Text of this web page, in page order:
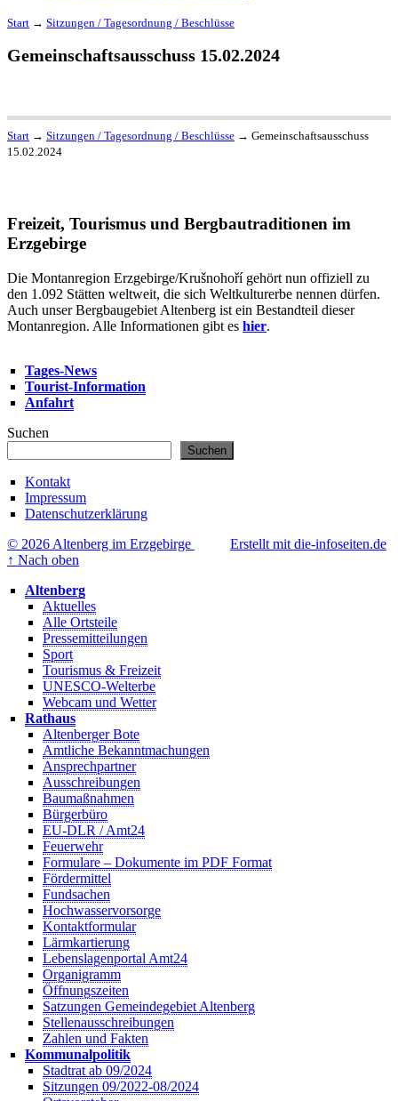
Start → Sitzungen / Tagesordnung / Beschlüsse
Gemeinschaftsausschuss 15.02.2024
Start → Sitzungen / Tagesordnung / Beschlüsse → Gemeinschaftsausschuss
15.02.2024
Freizeit, Tourismus und Bergbautraditionen im
Erzgebirge
Die Montanregion Erzgebirge/Krušnohoří gehört nun offiziell zu
den 1.092 Stätten weltweit, die sich Weltkulturerbe nennen dürfen.
Auch unser Bergbaugebiet Altenberg ist ein Bestandteil dieser
Montanregion. Alle Informationen gibt es hier.
Tages-News
Tourist-Information
Anfahrt
Suchen
Suchen
Kontakt
Impressum
Datenschutzerklärung
© 2026 Altenberg im Erzgebirge
Erstellt mit die-infoseiten.de
↑ Nach oben
Altenberg
Aktuelles
Alle Ortsteile
Pressemitteilungen
Sport
Tourismus & Freizeit
UNESCO-Welterbe
Webcam und Wetter
Rathaus
Altenberger Bote
Amtliche Bekanntmachungen
Ansprechpartner
Ausschreibungen
Baumaßnahmen
Bürgerbüro
EU-DLR / Amt24
Feuerwehr
Formulare – Dokumente im PDF Format
Fördermittel
Fundsachen
Hochwasservorsorge
Kontaktformular
Lärmkartierung
Lebenslagenportal Amt24
Organigramm
Öffnungszeiten
Satzungen Gemeindegebiet Altenberg
Stellenausschreibungen
Zahlen und Fakten
Kommunalpolitik
Stadtrat ab 09/2024
Sitzungen 09/2022-08/2024